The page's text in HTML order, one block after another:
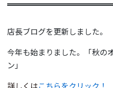
店長ブログを更新しました。
今年も始まりました。「秋の
ン」
詳しくはこちらをクリック！